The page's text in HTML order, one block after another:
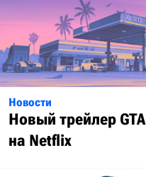
Новости
Новый трейлер
на Netflix